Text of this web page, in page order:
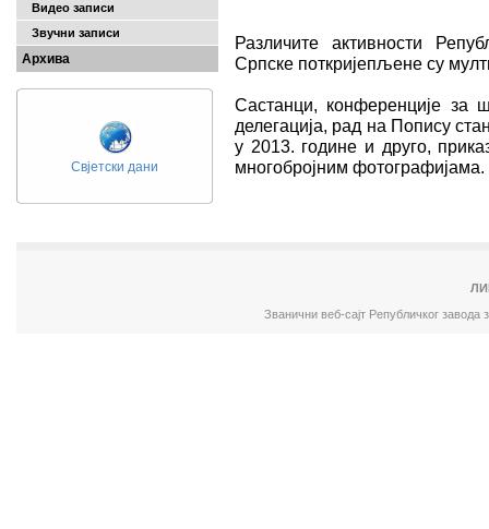
Видео записи
Звучни записи
Архива
Свјетски дани
Различите активности
Српске поткријепљене су
Састанци, конференције за
делегација, рад на Попису
у 2013. године и друго,
многобројним фотографијама.
Званични веб-сајт Републичког